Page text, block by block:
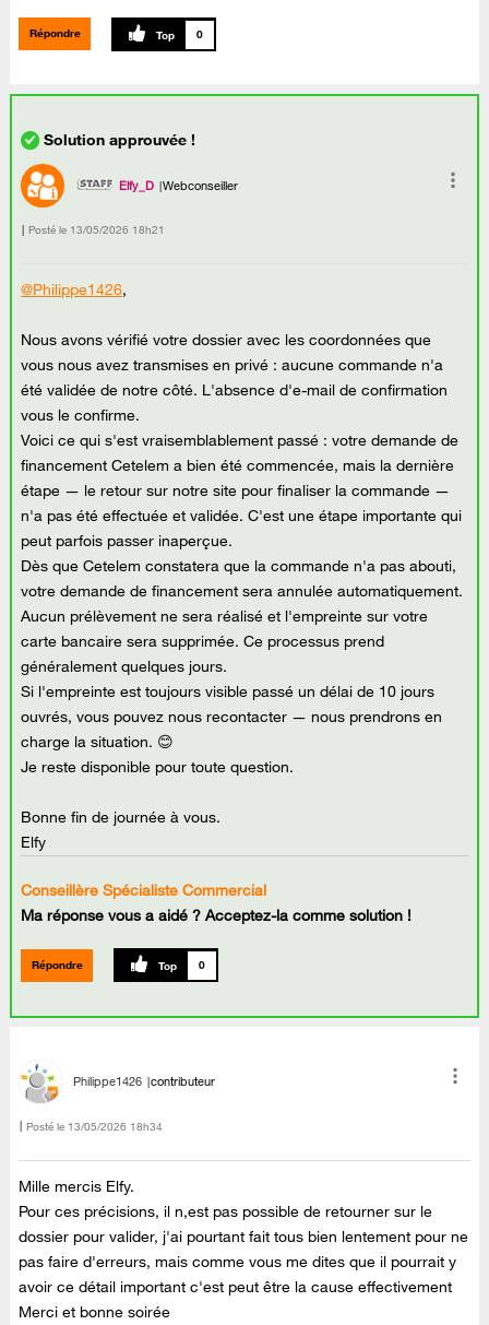
Répondre 0
Elfy_D Webconseiller
Posté le ‎13/05/2026 18h21
@Philippe1426,
Nous avons vérifié votre dossier avec les coordonnées que
vous nous avez transmises en privé : aucune commande n'a
été validée de notre côté. L'absence d'e-mail de confirmation
vous le confirme.
Voici ce qui s'est vraisemblablement passé : votre demande de
financement Cetelem a bien été commencée, mais la dernière
étape — le retour sur notre site pour finaliser la commande —
n'a pas été effectuée et validée. C'est une étape importante qui
peut parfois passer inaperçue.
Dès que Cetelem constatera que la commande n'a pas abouti,
votre demande de financement sera annulée automatiquement.
Aucun prélèvement ne sera réalisé et l'empreinte sur votre
carte bancaire sera supprimée. Ce processus prend
généralement quelques jours.
Si l'empreinte est toujours visible passé un délai de 10 jours
ouvrés, vous pouvez nous recontacter — nous prendrons en
charge la situation. 😊
Je reste disponible pour toute question.
Bonne fin de journée à vous.
Elfy
Conseillère Spécialiste Commercial
Ma réponse vous a aidé ? Acceptez-la comme solution !
Répondre 0
Philippe1426 contributeur
Posté le ‎13/05/2026 18h34
Mille mercis Elfy.
Pour ces précisions, il n,est pas possible de retourner sur le
dossier pour valider, j'ai pourtant fait tous bien lentement pour ne
pas faire d'erreurs, mais comme vous me dites que il pourrait y
avoir ce détail important c'est peut être la cause effectivement
Merci et bonne soirée